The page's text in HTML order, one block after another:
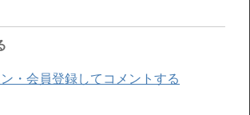
・会員登録してコメントする